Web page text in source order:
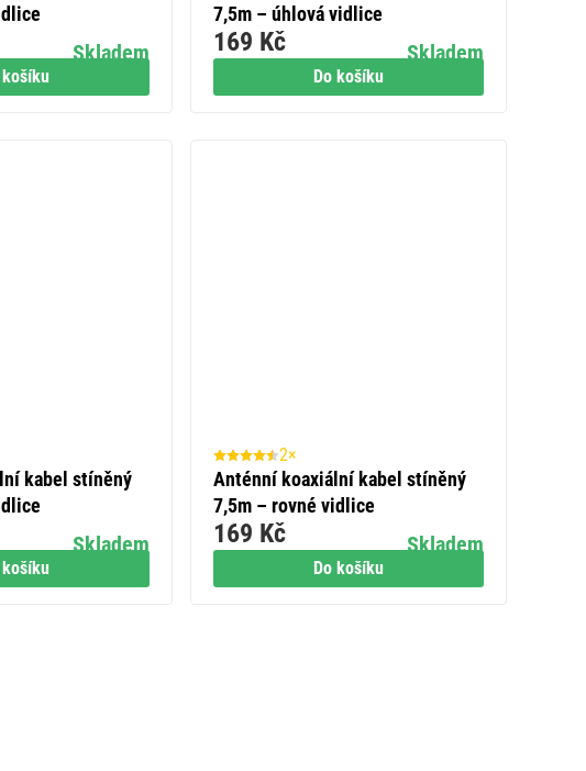
košíku
Skladem
Do košíku
7,5m – úhlová vidlice
Skladem
169 Kč
košíku
kabel stíněný
Skladem
Do košíku
2×
Anténní koaxiální kabel stíněný
7,5m – rovné vidlice
Skladem
169 Kč